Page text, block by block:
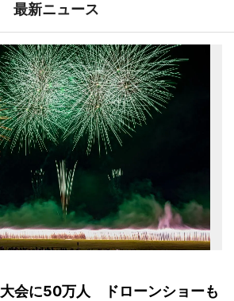
最新ニュース
会に50万人 ドローンショーも